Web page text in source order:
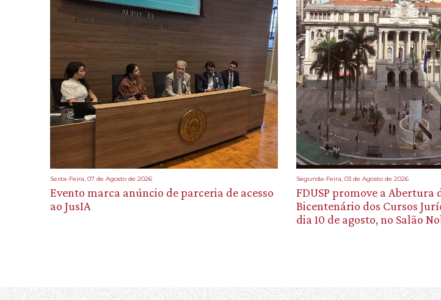
Sexta-Feira, 07 de Agosto de 2026
Evento marca anúncio de parceria de acesso
ao JusIA
Segunda-Feira, 03 de Agosto de 2026
FDUSP promove a Abertura
Bicentenário dos Cursos
dia 10 de agosto, no Salão